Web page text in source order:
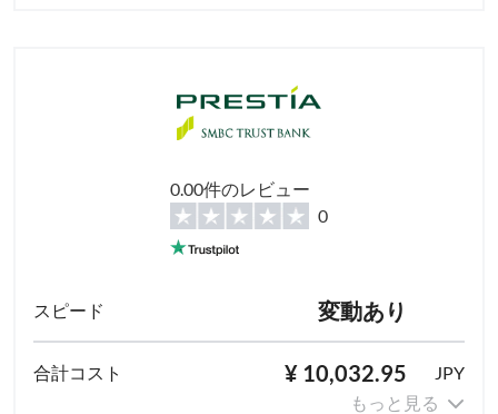
0.00件のレビュー
0
変動あり
¥ 10,032.95
JPY
もっと見る